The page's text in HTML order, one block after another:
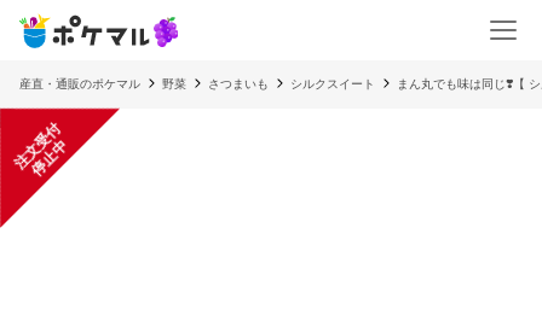
産直・通販のポケマル 野菜 さつまいも シルクスイート まん丸でも味は同じ❣️【
注
文
受
付
停
止
中